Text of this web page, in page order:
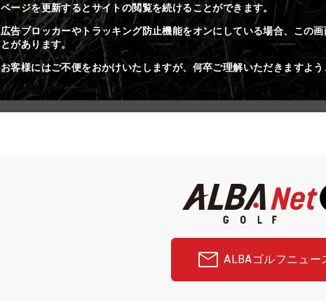
ページを更新するとサイトの閲覧を続けることができます。
広告ブロッカーやトラッキング防止機能をオンにしている場合、この
とがあります。
お客様にはご不便をおかけいたしますが、何卒ご理解いただきますよう
ALBAゴルフニュー